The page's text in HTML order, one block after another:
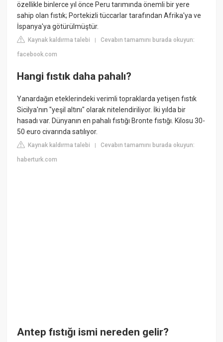
özellikle binlerce yıl önce Peru tarımında önemli bir yere
sahip olan fıstık; Portekizli tüccarlar tarafından Afrika'ya ve
İspanya'ya götürülmüştür.
Kaynak kaldırma talebi |Cevabın tamamını burada okuyun:
facebook.com
Hangi fıstık daha pahalı?
Yanardağın eteklerindeki verimli topraklarda yetişen fıstık
Sicilya'nın "yeşil altını" olarak nitelendiriliyor. İki yılda bir
hasadı var. Dünyanın en pahalı fıstığı Bronte fıstığı. Kilosu 30-
50 euro civarında satılıyor.
Kaynak kaldırma talebi |Cevabın tamamını burada okuyun:
haberturk.com
Antep fıstığı ismi nereden gelir?